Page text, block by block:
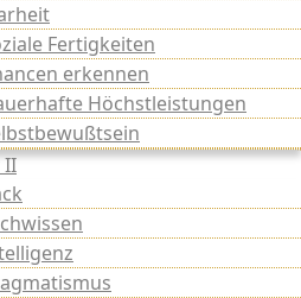
Fertigkeiten
erkennen
Höchstleistungen
II